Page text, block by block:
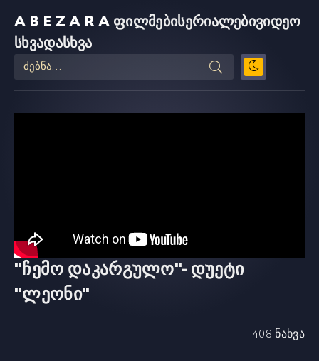
ABEZARA ფილმებისერიალებივიდეო
სხვადასხვა
"ჩემო დაკარგულო"- დუეტი
"ლეონი"
408 ნახვა